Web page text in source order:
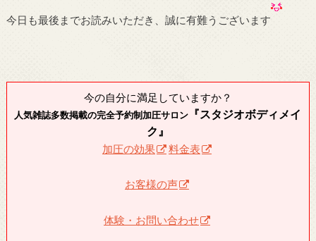
今日も最後までお読みいただき、誠に有難うございます
今の自分に満足していますか？
人気雑誌多数掲載の完全予約制加圧サロン 『スタジオボディメイ
ク』
加圧の効果 料金表
お客様の声
体験・お問い合わせ